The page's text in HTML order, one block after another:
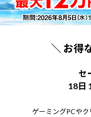
Windows 11|Copilot+
＼ お得
セ
18日
ゲーミングPCや